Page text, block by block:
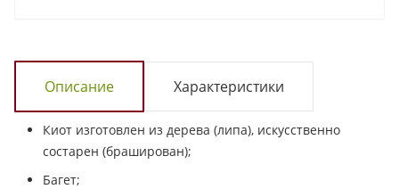
Описание Характеристики
Киот изготовлен из дерева (липа), искусственно
состарен (браширован);
Багет;